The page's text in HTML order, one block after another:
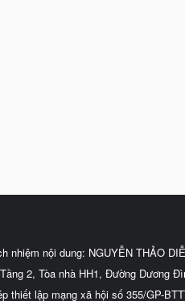
nhiệm nội dung: NGUYỄN THẢO
2, Tòa nhà HH1, Đường Dương
thiết lập mạng xã hội số 355/GP-